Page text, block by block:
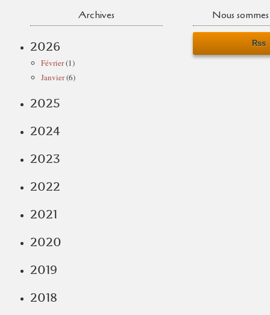
Archives
2026
Février(1)
Janvier(6)
2025
2024
2023
2022
2021
2020
2019
2018
Nous
Rss